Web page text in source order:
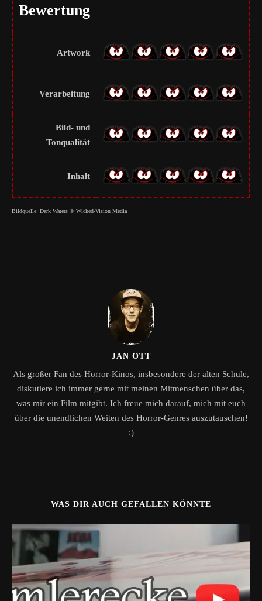
Bewertung
Artwork
Verarbeitung
Bild- und
Tonqualität
Inhalt
Bildquelle: Dark Waters © Wicked-Vision Media
JAN OTT
Als großer Fan des Horror-Kinos, insbesondere der alten Schule,
diskutiere ich immer gerne mit meinen Mitmenschen über das,
was mir ein Film mitgibt. Ich freue mich darauf, mich mit euch
über die unendlichen Weiten des Horror-Genres auszutauschen!
:)
WAS DIR AUCH GEFALLEN KÖNNTE